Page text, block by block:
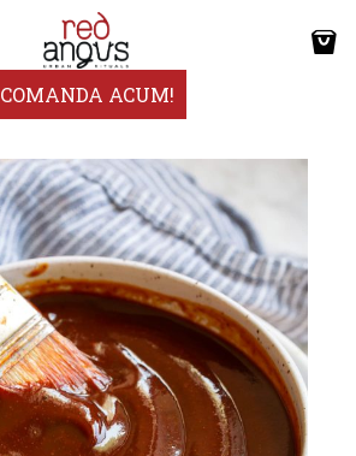
COMANDA ACUM!